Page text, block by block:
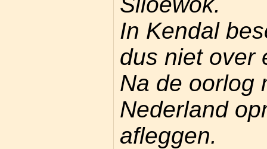
In Kendal
dus niet over
Na de oorlog
Nederland
afleggen.